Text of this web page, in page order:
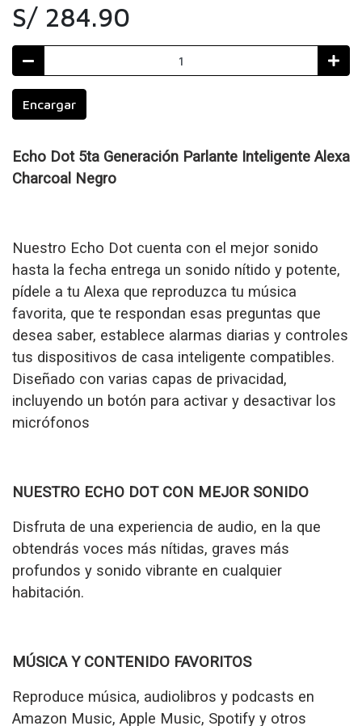
S/ 284.90
Encargar
Echo Dot 5ta Generación Parlante Inteligente Alexa
Charcoal Negro
Nuestro Echo Dot cuenta con el mejor sonido
hasta la fecha entrega un sonido nítido y potente,
pídele a tu Alexa que reproduzca tu música
favorita, que te respondan esas preguntas que
desea saber, establece alarmas diarias y controles
tus dispositivos de casa inteligente compatibles.
Diseñado con varias capas de privacidad,
incluyendo un botón para activar y desactivar los
micrófonos
NUESTRO ECHO DOT CON MEJOR SONIDO
Disfruta de una experiencia de audio, en la que
obtendrás voces más nítidas, graves más
profundos y sonido vibrante en cualquier
habitación.
MÚSICA Y CONTENIDO FAVORITOS
Reproduce música, audiolibros y podcasts en
Amazon Music, Apple Music, Spotify y otros